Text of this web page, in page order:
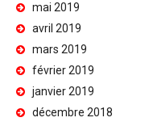
mai 2019
avril 2019
mars 2019
février 2019
janvier 2019
décembre 2018